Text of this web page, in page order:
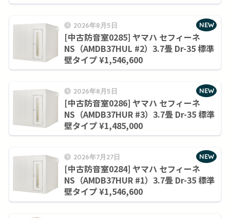
2026年8月5日
[中古防音室0285] ヤマハ セフィーネ
NS（AMDB37HUL #2）3.7畳 Dr-35 標準
壁タイプ ¥1,546,600
NEW
2026年8月5日
[中古防音室0286] ヤマハ セフィーネ
NS（AMDB37HUR #3）3.7畳 Dr-35 標準
壁タイプ ¥1,485,000
NEW
2026年7月27日
[中古防音室0284] ヤマハ セフィーネ
NS（AMDB37HUR #1）3.7畳 Dr-35 標準
壁タイプ ¥1,546,600
NEW